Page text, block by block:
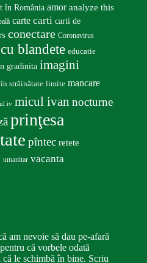
în România amor analyze this
carte carti carti de
conectare Coronavirus
blandete educatie
gradinita imagini
străinătate limite mancare
iv micul ivan nocturne
prinţesa
pîntec retete
umanitar vacanta
am nevoie să dau pe-afară
că vorbele odată
le schimbă în bine. Scriu